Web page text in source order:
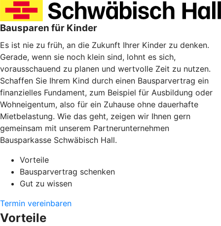
Bausparen für Kinder
Es ist nie zu früh, an die Zukunft Ihrer Kinder zu denken.
Gerade, wenn sie noch klein sind, lohnt es sich,
vorausschauend zu planen und wertvolle Zeit zu nutzen.
Schaffen Sie Ihrem Kind durch einen Bausparvertrag ein
finanzielles Fundament, zum Beispiel für Ausbildung oder
Wohneigentum, also für ein Zuhause ohne dauerhafte
Mietbelastung. Wie das geht, zeigen wir Ihnen gern
gemeinsam mit unserem Partnerunternehmen
Bausparkasse Schwäbisch Hall.
Vorteile
Bausparvertrag schenken
Gut zu wissen
Termin vereinbaren
Vorteile